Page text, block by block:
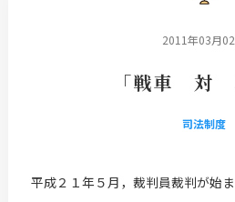
2011年03月
「戦車 対
司法制度
平成２１年５月，裁判員裁判が始